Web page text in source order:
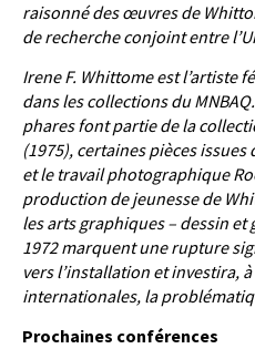
raisonné des œuvres de
de recherche conjoint entre
Irene F. Whittome est l’artiste
dans les collections du
phares font partie de la
(1975), certaines pièces issues
et le travail photographique
production de jeunesse de
les arts graphiques – dessin et
1972 marquent une rupture
vers l’installation et investira,
internationales, la
Prochaines conférences